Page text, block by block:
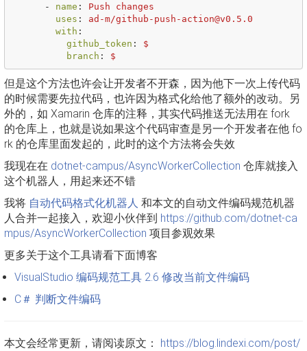
- name :
Push changes
uses :
ad-m/github-push-action@v0.5.0
with :
github_token :
$
branch : $
但是这个方法也许会让开发者不开森，因为他下一次上传代码
的时候需要先拉代码，也许因为格式化给他了额外的改动。另
外的，如 Xamarin 仓库的注释，其实代码推送无法用在 fork
的仓库上，也就是说如果这个代码审查是另一个开发者在他 fo
rk 的仓库里面发起的，此时的这个方法将会失效
我现在在 dotnet-campus/AsyncWorkerCollection 仓库就接入
这个机器人，用起来还不错
我将 自动代码格式化机器人 和本文的自动文件编码规范机器
人合并一起接入，欢迎小伙伴到 https://github.com/dotnet-ca
mpus/AsyncWorkerCollection 项目参观效果
更多关于这个工具请看下面博客
VisualStudio 编码规范工具 2.6 修改当前文件编码
C＃ 判断文件编码
本文会经常更新，请阅读原文： https://blog.lindexi.com/post/